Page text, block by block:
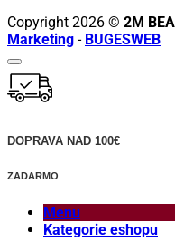
Copyright 2026 © 2M
Marketing - BUGESWEB
DOPRAVA NAD 100€
ZADARMO
Menu
Kategorie eshopu